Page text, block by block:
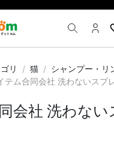
リ 猫
シャンプー・リ
テム合同会社 洗わないスプ
会社 洗わない